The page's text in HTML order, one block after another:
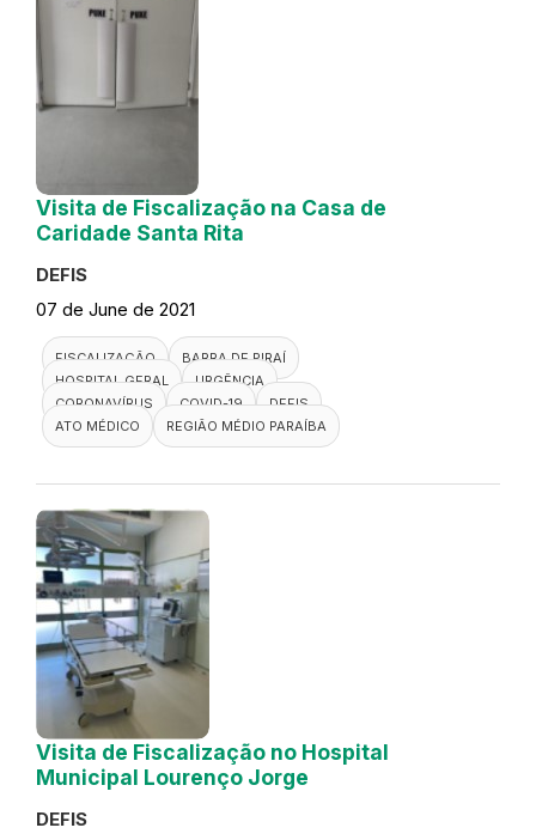
Visita de Fiscalização na Casa de
Caridade Santa Rita
DEFIS
07 de June de 2021
FISCALIZAÇÃO
BARRA DE PIRAÍ
HOSPITAL GERAL
URGÊNCIA
CORONAVÍRUS
COVID-19
DEFIS
ATO MÉDICO
REGIÃO MÉDIO PARAÍBA
Visita de Fiscalização no Hospital
Municipal Lourenço Jorge
DEFIS